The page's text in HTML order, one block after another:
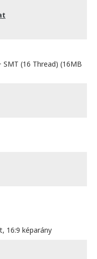
(16 Thread) (16MB
16:9 képarány